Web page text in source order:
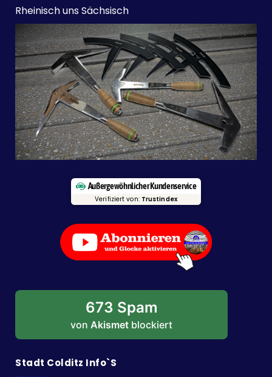
Rheinisch uns Sächsisch
Außergewöhnlicher Kundenservice
Verifiziert von: Trustindex
673 Spam
von Akismet blockiert
Stadt Colditz Info`s